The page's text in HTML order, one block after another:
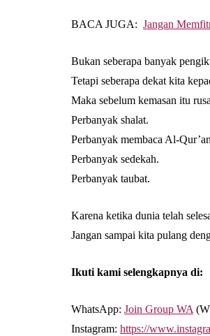
BACA JUGA: Jangan
Bukan seberapa banyak
Tetapi seberapa dekat kita
Maka sebelum kemasan itu
Perbanyak shalat.
Perbanyak membaca Al-
Perbanyak sedekah.
Perbanyak taubat.
Karena ketika dunia telah
Jangan sampai kita pulang
Ikuti kami selengkapnya di:
WhatsApp: Join Group WA
Instagram: https://